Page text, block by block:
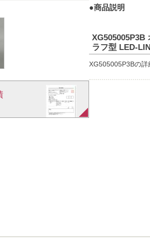
●商品説明
XG505005P3B
ラフ型 LED-
XG505005P3Bの詳